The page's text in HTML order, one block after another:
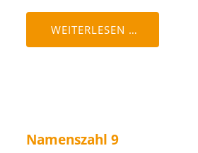
WEITERLESEN …
Namenszahl 9